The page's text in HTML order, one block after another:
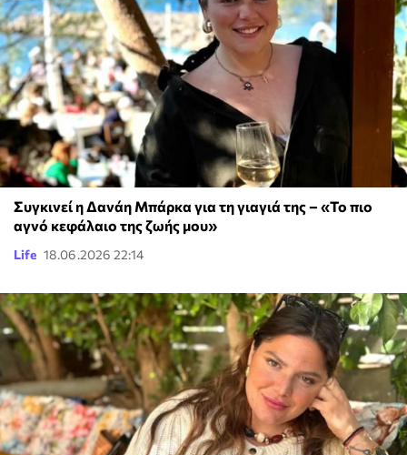
Συγκινεί η Δανάη Μπάρκα για τη γιαγιά της – «Το πιο
αγνό κεφάλαιο της ζωής μου»
Life 18.06.2026 22:14